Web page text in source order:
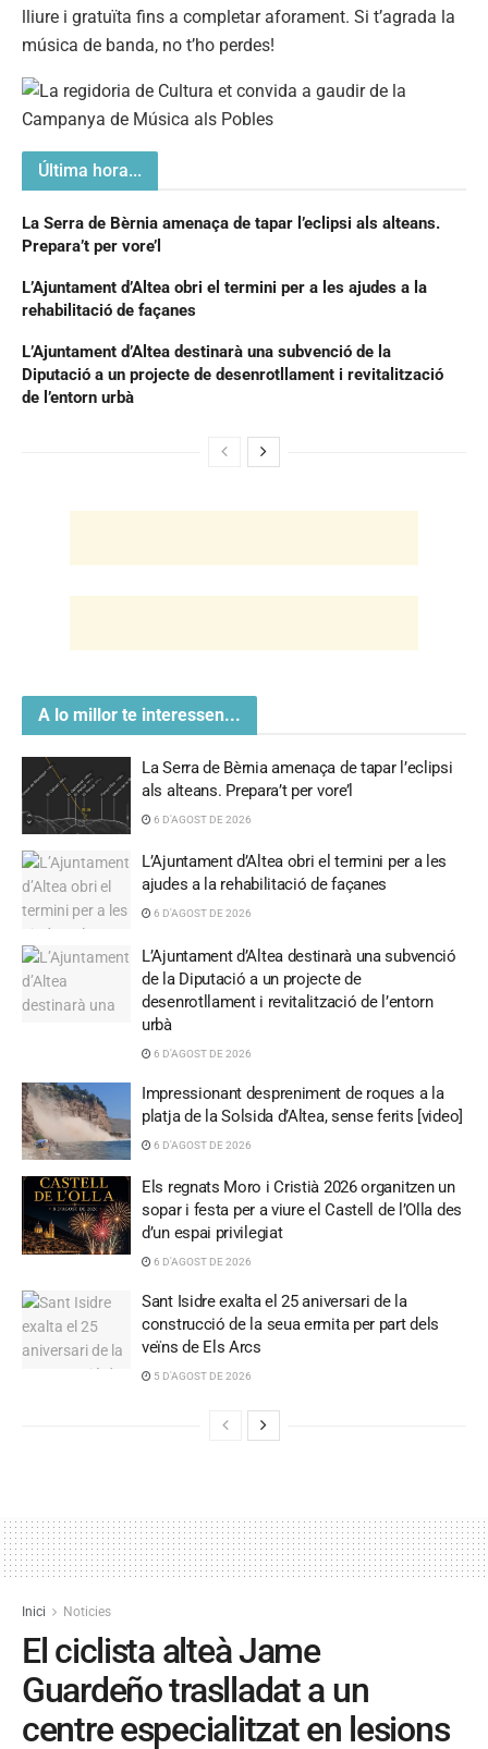
lliure i gratuïta fins a completar aforament. Si t’agrada la
música de banda, no t’ho perdes!
Última hora...
La Serra de Bèrnia amenaça de tapar l’eclipsi als alteans.
Prepara’t per vore’l
L’Ajuntament d’Altea obri el termini per a les ajudes a la
rehabilitació de façanes
L’Ajuntament d’Altea destinarà una subvenció de la
Diputació a un projecte de desenrotllament i revitalització
de l’entorn urbà
A lo millor te interessen...
La Serra de Bèrnia amenaça de tapar l’eclipsi
als alteans. Prepara’t per vore’l
6 D'AGOST DE 2026
L’Ajuntament d’Altea obri el termini per a les
ajudes a la rehabilitació de façanes
6 D'AGOST DE 2026
L’Ajuntament d’Altea destinarà una subvenció
de la Diputació a un projecte de
desenrotllament i revitalització de l’entorn
urbà
6 D'AGOST DE 2026
Impressionant despreniment de roques a la
platja de la Solsida d’Altea, sense ferits [video]
6 D'AGOST DE 2026
Els regnats Moro i Cristià 2026 organitzen un
sopar i festa per a viure el Castell de l’Olla des
d’un espai privilegiat
6 D'AGOST DE 2026
Sant Isidre exalta el 25 aniversari de la
construcció de la seua ermita per part dels
veïns de Els Arcs
5 D'AGOST DE 2026
Inici Noticies
El ciclista alteà Jame
Guardeño traslladat a un
centre especialitzat en lesions